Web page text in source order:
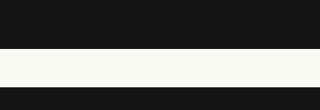
https://gazzlele.com/2022-0713/